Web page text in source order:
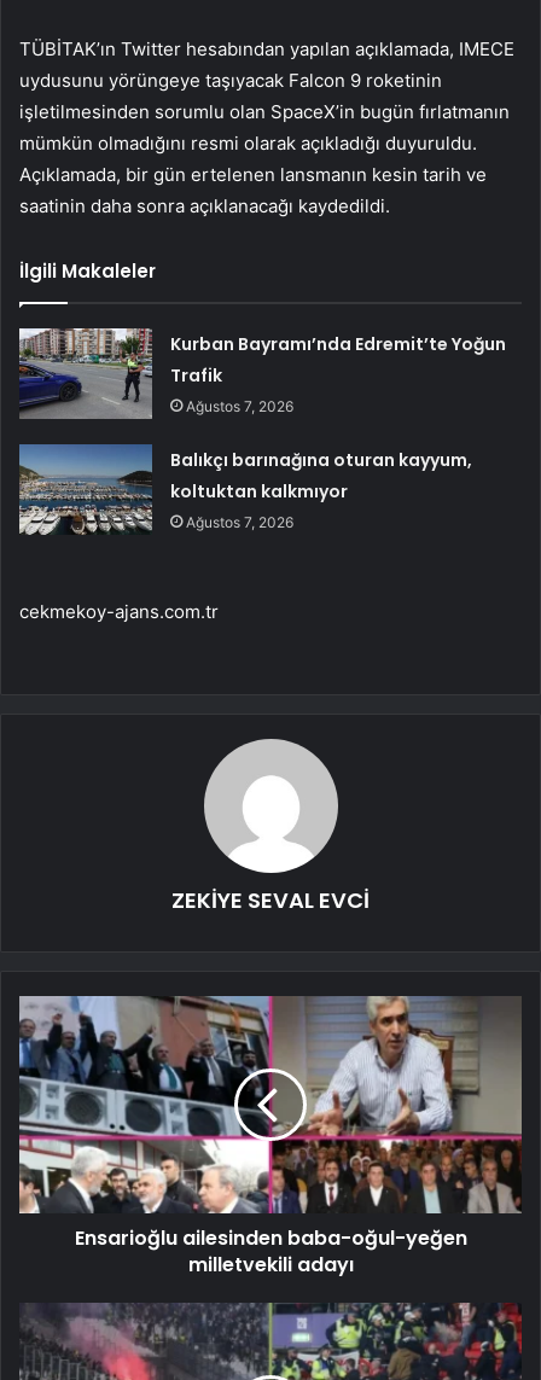
TÜBİTAK’ın Twitter hesabından yapılan açıklamada, IMECE
uydusunu yörüngeye taşıyacak Falcon 9 roketinin
işletilmesinden sorumlu olan SpaceX’in bugün fırlatmanın
mümkün olmadığını resmi olarak açıkladığı duyuruldu.
Açıklamada, bir gün ertelenen lansmanın kesin tarih ve
saatinin daha sonra açıklanacağı kaydedildi.
İlgili Makaleler
Kurban Bayramı’nda Edremit’te Yoğun
Trafik
Ağustos 7, 2026
Balıkçı barınağına oturan kayyum,
koltuktan kalkmıyor
Ağustos 7, 2026
cekmekoy-ajans.com.tr
ZEKİYE SEVAL EVCİ
Ensarioğlu ailesinden baba-oğul-yeğen
milletvekili adayı